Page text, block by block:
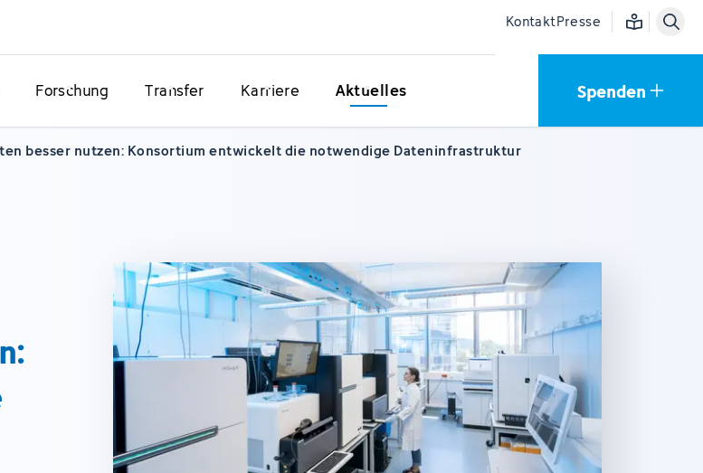
KontaktPresse Einfache
Forschung Transfer Karriere Aktuelles Spenden
besser nutzen: Konsortium entwickelt die notwendige Dateninfrastruktur